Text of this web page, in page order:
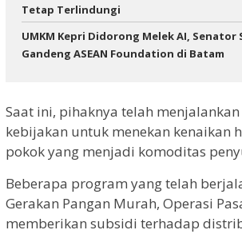
Tetap Terlindungi
UMKM Kepri Didorong Melek AI, Senator
Gandeng ASEAN Foundation di Batam
Saat ini, pihaknya telah
kebijakan untuk menekan kenaikan
pokok yang menjadi komoditas
Beberapa program yang telah
Gerakan Pangan Murah, Operasi
memberikan subsidi terhadap